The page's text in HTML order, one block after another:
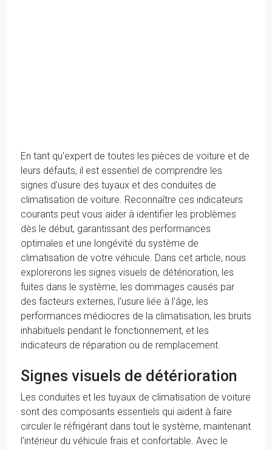
En tant qu'expert de toutes les pièces de voiture et de
leurs défauts, il est essentiel de comprendre les
signes d'usure des tuyaux et des conduites de
climatisation de voiture. Reconnaître ces indicateurs
courants peut vous aider à identifier les problèmes
dès le début, garantissant des performances
optimales et une longévité du système de
climatisation de votre véhicule. Dans cet article, nous
explorerons les signes visuels de détérioration, les
fuites dans le système, les dommages causés par
des facteurs externes, l'usure liée à l'âge, les
performances médiocres de la climatisation, les bruits
inhabituels pendant le fonctionnement, et les
indicateurs de réparation ou de remplacement.
Signes visuels de détérioration
Les conduites et les tuyaux de climatisation de voiture
sont des composants essentiels qui aident à faire
circuler le réfrigérant dans tout le système, maintenant
l'intérieur du véhicule frais et confortable. Avec le